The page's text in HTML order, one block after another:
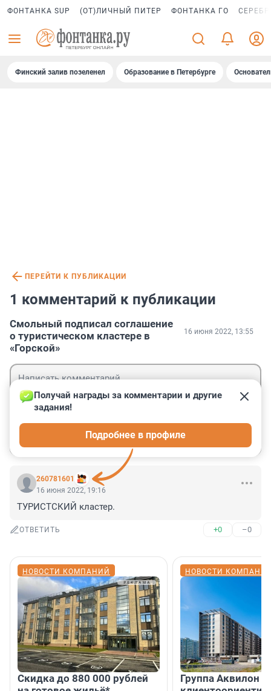
ФОНТАНКА SUP (ОТ)ЛИЧНЫЙ ПИТЕР ФОНТАНКА ГО
Финский залив позеленел Образование в Петербурге
ПЕРЕЙТИ К ПУБЛИКАЦИИ
1 комментарий к публикации
Смольный подписал соглашение
о туристическом кластере в
«Горской»
16 июня 2022, 13:55
260781601
Получай награды за комментарии и другие
задания!
Подробнее в профиле
16 июня 2022, 19:16
ТУРИСТСКИЙ кластер.
ОТВЕТИТЬ +0 –0
НОВОСТИ КОМПАНИЙ
Скидка до 880 000 рублей
НОВОСТИ
Группа Аквилон